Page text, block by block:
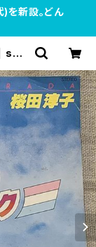
新設。どん
sou